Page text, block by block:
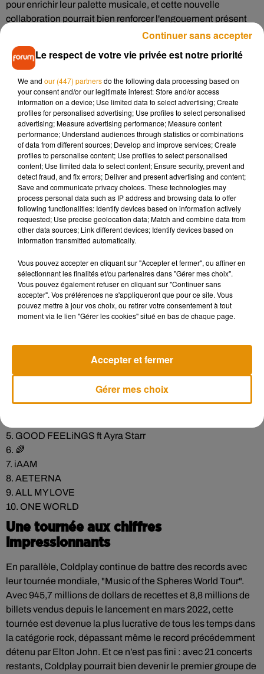
pour enrichir leur palette musicale, et cette nouvelle
collaboration pourrait bien renforcer l'engouement présent
Cet élément est masqué compte-tenu du refus du
dépôt de cookies que vous avez exprimé. Si vous
souhaitez l'afficher, merci de nous donner votre accord
en cliquant sur le bouton ci-dessous.
Afficher l'élément
Une tracklist prometteuse
La tracklist de"Moon Music"a également été dévoilée,
laissant entrevoir une diversité de styles et de sonorités.
Outre les déjà connus "FeelsLikeImFallingInLove" et"We
Pray", l'album contiendra des titres
comme"Jupiter","Aeterna" ,"All My Love", ainsi qu’un
morceau représenté par un emoji arc-en-ciel, rappelant
l'approche créative utilisée dans"Music of the Spheres"
Starr sur le titre"Good Feelings", déjà présenté en avant-
première lors d’un concert à Rome.
1. MOON MUSiC
2. Feelslikeimfallinginlove
3. WE PRAY ft Little Simz, Burna Boy, Elyanna and TINI
5. GOOD FEELiNGS ft Ayra Starr
6. 🌈
7. iAAM
8. AETERNA
9. ALL MY LOVE
10. ONE WORLD
Une tournée aux chiffres
impressionnants
En parallèle, Coldplay continue de battre des records avec
leur tournée mondiale, "Music of the Spheres World Tour".
Avec 945,7 millions de dollars de recettes et 8,8 millions de
billets vendus depuis le lancement en mars 2022, cette
tournée est devenue la plus lucrative de tous les temps dans
la catégorie rock, dépassant même le record précédemment
détenu par Elton John. Et ce n’est pas fini : avec 21 concerts
restants, Coldplay pourrait bien devenir le premier groupe de
Le respect de votre vie privée est notre priorité
We and our (447) partnersdo the following data processing based on
your consent and/or our legitimate interest: Store and/or access
information on a device; Use limited data to select advertising; Create
profiles for personalised advertising; Use profiles to select personalised
advertising; Measure advertising performance; Measure content
performance; Understand audiences through statistics or combinations
of data from different sources; Develop and improve services; Create
profiles to personalise content; Use profiles to select personalised
content; Use limited data to select content; Ensure security, prevent and
detect fraud, and fix errors; Deliver and present advertising and content;
Save and communicate privacy choices. These technologies may
process personal data such as IP address and browsing data to offer
following functionalities: Identify devices based on information actively
requested; Use precise geolocation data; Match and combine data from
other data sources; Link different devices; Identify devices based on
information transmitted automatically.
Vous pouvez accepter en cliquant sur "Accepter et fermer", ou affiner en
sélectionnant les finalités et/ou partenaires dans "Gérer mes choix".
Vous pouvez également refuser en cliquant sur "Continuer sans
accepter". Vos préférences ne s'appliqueront que pour ce site. Vous
pouvez mettre à jour vos choix, ou retirer votre consentement à tout
moment via le lien "Gérer les cookies" situé en bas de chaque page.
Gérer mes choix
Accepter et fermer
Continuer sans accepter